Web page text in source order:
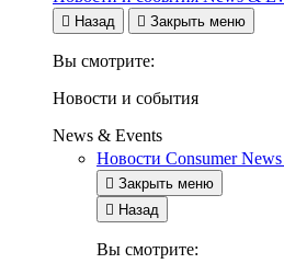
 Назад  Закрыть меню
Вы смотрите:
Новости и события
News & Events
Новости Consumer News
 Закрыть меню
 Назад
Вы смотрите: